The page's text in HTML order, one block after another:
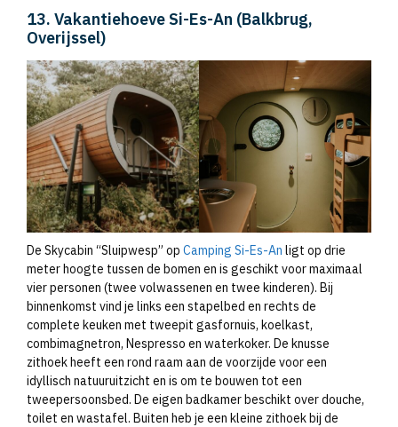
13. Vakantiehoeve Si-Es-An (Balkbrug,
Overijssel)
De Skycabin “Sluipwesp” op Camping Si-Es-An ligt op drie
meter hoogte tussen de bomen en is geschikt voor maximaal
vier personen (twee volwassenen en twee kinderen). Bij
binnenkomst vind je links een stapelbed en rechts de
complete keuken met tweepit gasfornuis, koelkast,
combimagnetron, Nespresso en waterkoker. De knusse
zithoek heeft een rond raam aan de voorzijde voor een
idyllisch natuuruitzicht en is om te bouwen tot een
tweepersoonsbed. De eigen badkamer beschikt over douche,
toilet en wastafel. Buiten heb je een kleine zithoek bij de